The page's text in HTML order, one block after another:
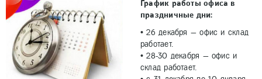
График работы офиса в
праздничные дни:
• 26 декабря — офис и склад
работает.
• 28-30 декабря — офис и
склад работает.